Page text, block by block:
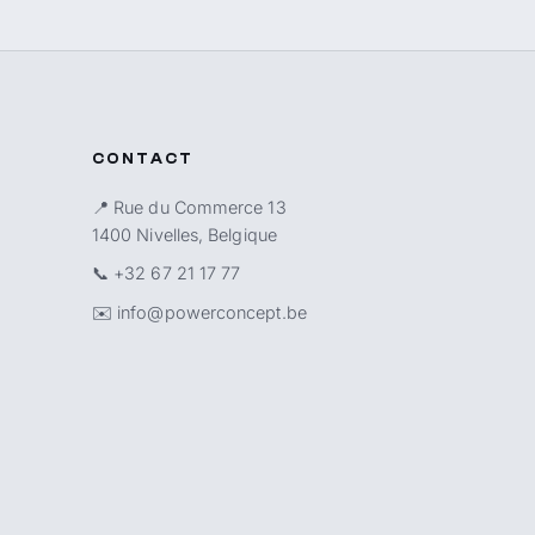
CONTACT
📍 Rue du Commerce 13
1400 Nivelles, Belgique
📞 +32 67 21 17 77
✉️ info@powerconcept.be